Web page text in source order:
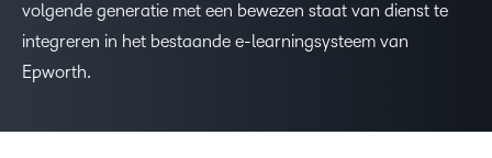
volgende generatie met een bewezen staat van dienst te
integreren in het bestaande e-learningsysteem van
Epworth.